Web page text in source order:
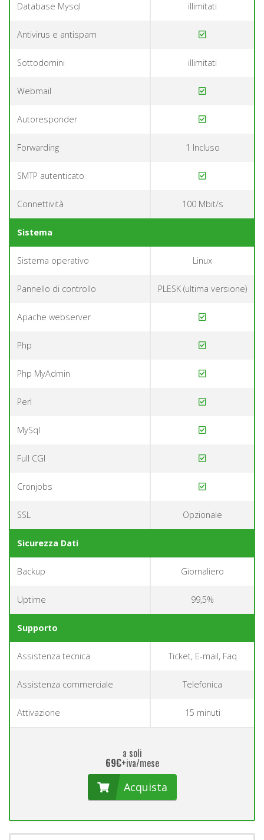
Database Mysql illimitati
Antivirus e antispam
Sottodomini illimitati
Webmail
Autoresponder
Forwarding 1 Incluso
SMTP autenticato
Connettività 100 Mbit/s
Sistema
Sistema operativo Linux
Pannello di controllo PLESK (ultima versione)
Apache webserver
Php
Php MyAdmin
Perl
MySql
Full CGI
Cronjobs
SSL Opzionale
Sicurezza Dati
Backup Giornaliero
Uptime 99,5%
Supporto
Assistenza tecnica Ticket, E-mail, Faq
Assistenza commerciale Telefonica
Attivazione 15 minuti
a soli
69€+iva/mese
Acquista